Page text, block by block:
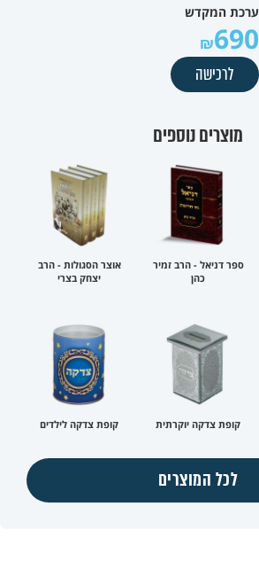
ערכת המקדש
690
לרכישה
מוצרים נוספים
ספר דניאל - הרב זמיר
כהן
אוצר הסגולות - הרב
יצחק בצרי
קופת צדקה יוקרתית קופת צדקה לילדים
לכל המוצרים